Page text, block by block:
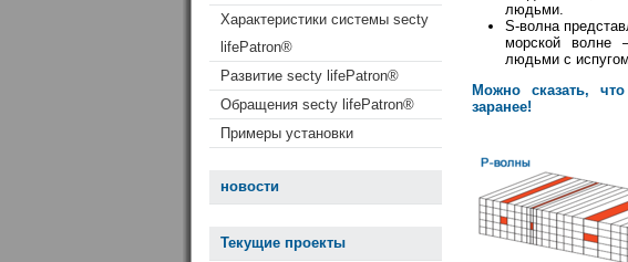
Характеристики системы secty
lifePatron®
Развитие secty lifePatron®
Обращения secty lifePatron®
Примеры установки
новости
Текущие проекты
людьми.
S-волна
морской волне
людьми с
Можно сказать,
заранее!